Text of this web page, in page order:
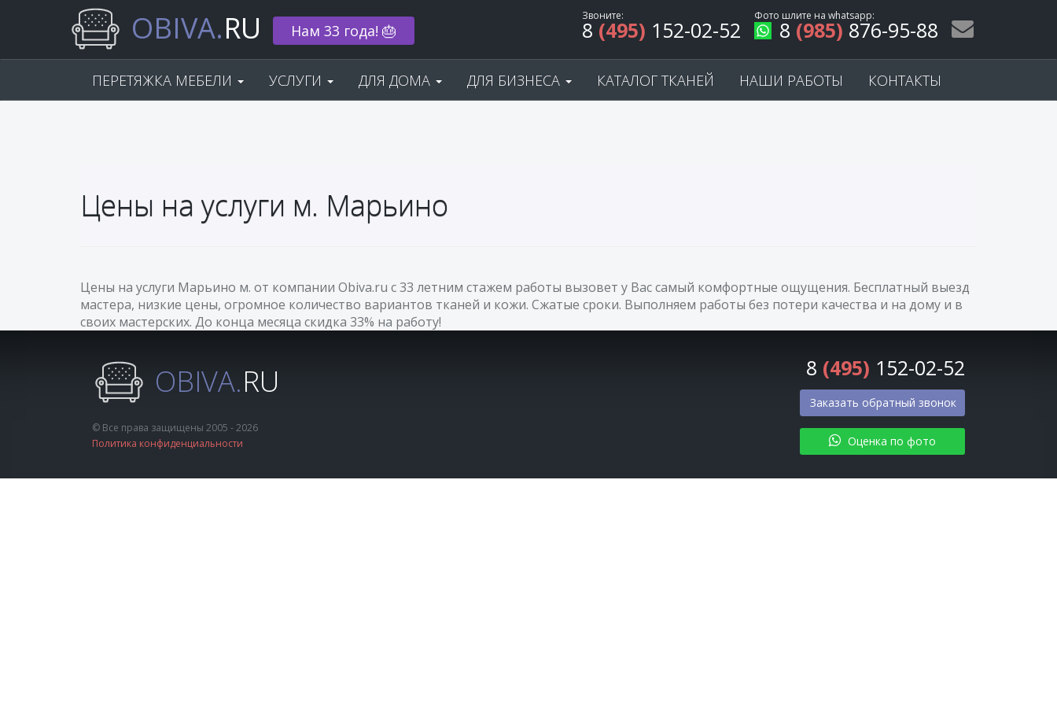
OBIVA.RU Нам 33 года! 🎂
Звоните:
8 (495) 152-02-52
Фото шлите на whatsapp:
8 (985) 876-95-88
ПЕРЕТЯЖКА МЕБЕЛИ УСЛУГИ ДЛЯ ДОМА ДЛЯ БИЗНЕСА КАТАЛОГ ТКАНЕЙ НАШИ РАБОТЫ КОНТАКТЫ
Цены на услуги м. Марьино
Цены на услуги Марьино м. от компании Obiva.ru с 33 летним стажем работы вызовет у Вас самый комфортные ощущения. Бесплатный выезд
мастера, низкие цены, огромное количество вариантов тканей и кожи. Сжатые сроки. Выполняем работы без потери качества и на дому и в
своих мастерских. До конца месяца скидка 33% на работу!
OBIVA.RU
© Все права защищены 2005 - 2026
Политика конфиденциальности
8 (495) 152-02-52
Заказать обратный звонок
Оценка по фото